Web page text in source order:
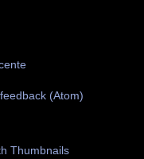
(Atom)